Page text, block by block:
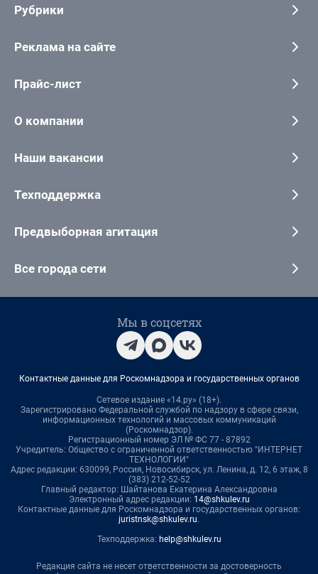
Рубрики
Реклама на сайте
Прайс-лист
О компании
Наши вакансии
Техподдержка
Предвыборная агитация
Все города сети
Мы в соцсетях
Контактные данные для Роскомнадзора и государственных органов
Сетевое издание «14.ру» (18+).
Зарегистрировано Федеральной службой по надзору в сфере связи,
информационных технологий и массовых коммуникаций
(Роскомнадзор).
Регистрационный номер ЭЛ № ФС 77 - 87892
Учредитель: Общество с ограниченной ответственностью "ИНТЕРНЕТ
ТЕХНОЛОГИИ"
Адрес редакции: 630099, Россия, Новосибирск, ул. Ленина, д. 12, 6 этаж, 8
(383) 212-52-52
Главный редактор: Шайтанова Екатерина Александровна
Электронный адрес редакции: 14@shkulev.ru
Контактные данные для Роскомнадзора и государственных органов:
juristnsk@shkulev.ru.
Техподдержка: help@shkulev.ru
Редакция сайта не несет ответственности за достоверность